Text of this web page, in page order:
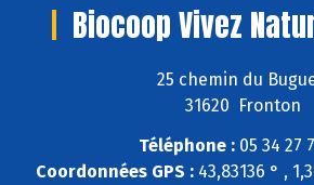
Biocoop Vivez
25 chemin du
31620 Fronton
Téléphone :05 34 27
Coordonnées GPS : 43,83136 ° ,